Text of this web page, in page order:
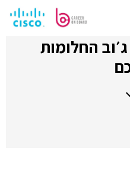
החלומות